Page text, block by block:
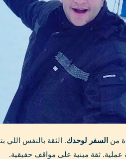
من السفر لوحدك. الثقة بالنفس اللي
عملية. ثقة مبنية على مواقف حقيقية.